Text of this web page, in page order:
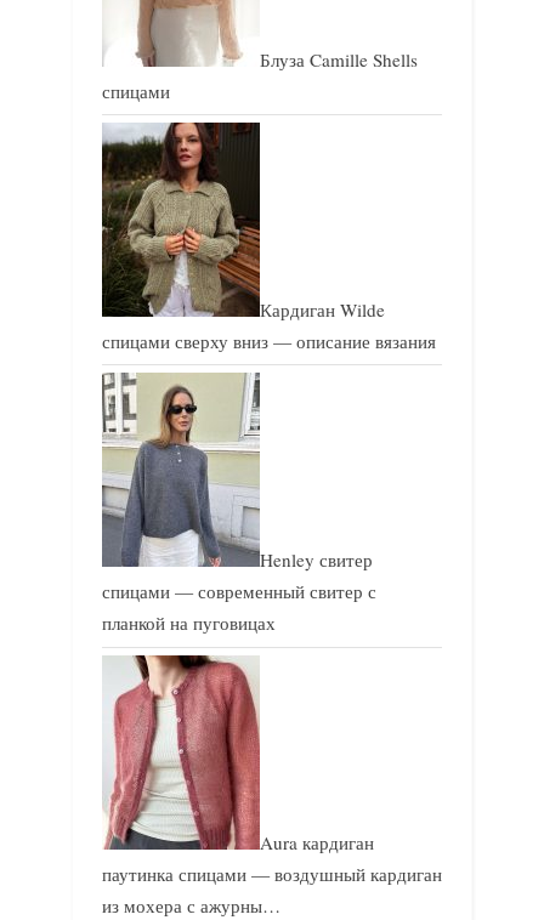
Блуза Camille Shells
спицами
Кардиган Wilde
спицами сверху вниз — описание вязания
Henley свитер
спицами — современный свитер с
планкой на пуговицах
Aura кардиган
паутинка спицами — воздушный кардиган
из мохера с ажурны…